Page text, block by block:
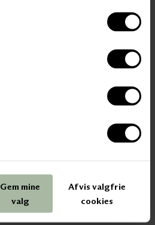
Gem mine
valg
Afvis valgfrie
cookies